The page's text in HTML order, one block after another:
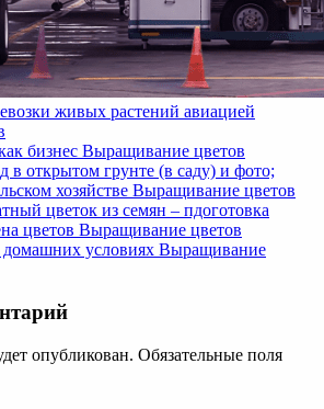
живых растений авиацией
бизнес Выращивание цветов
в открытом грунте (в саду) и фото;
хозяйстве Выращивание цветов
цветок из семян – пдоготовка
цветов Выращивание цветов
условиях Выращивание
опубликован. Обязательные поля